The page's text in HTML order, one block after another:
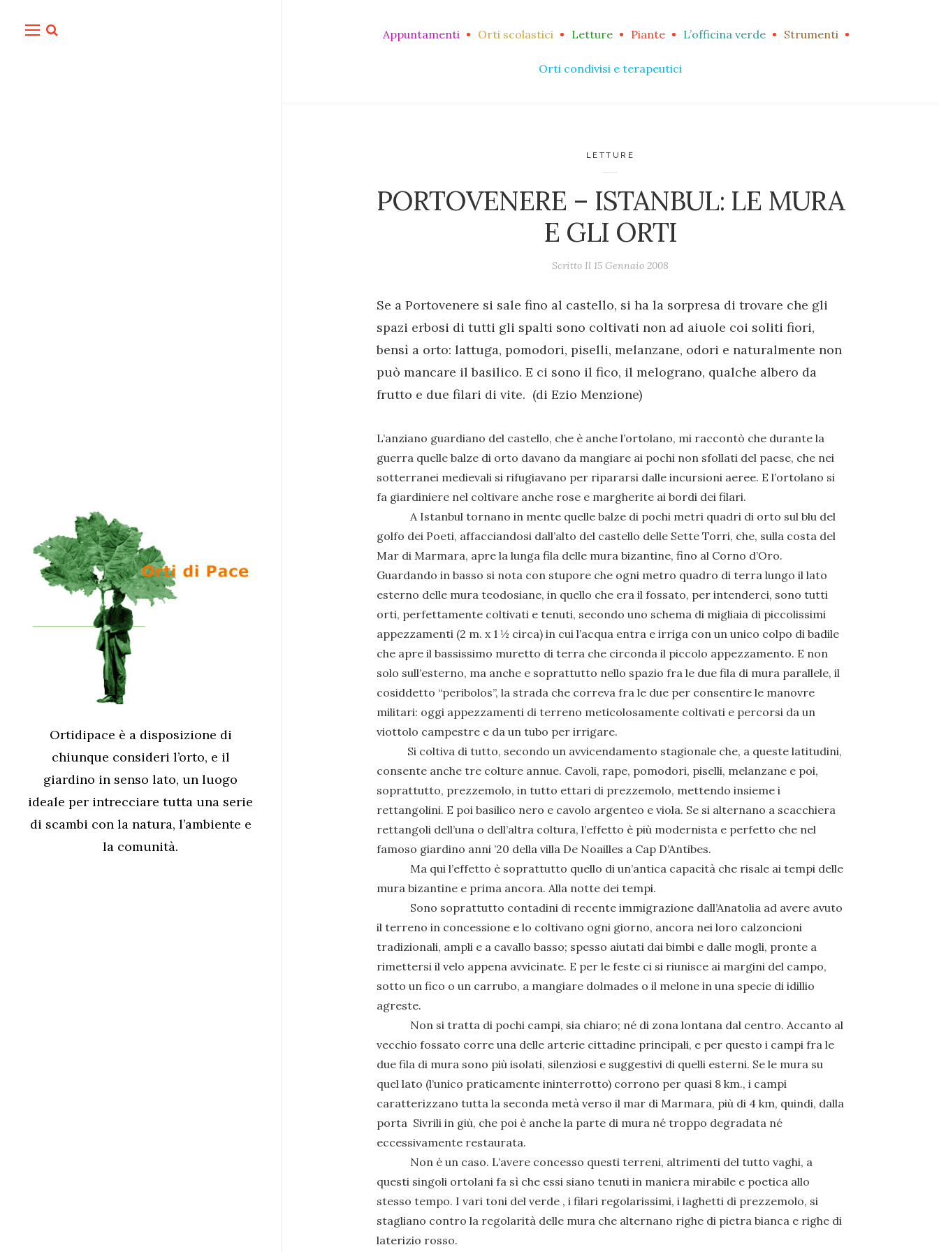
Ortidipace è a disposizione di
chiunque consideri l’orto, e il
giardino in senso lato, un luogo
ideale per intrecciare tutta una serie
di scambi con la natura, l’ambiente e
la comunità.
Appuntamenti Orti scolastici Letture Piante L’officina verde Strumenti
Orti condivisi e terapeutici
LETTURE
PORTOVENERE – ISTANBUL: LE MURA
E GLI ORTI
Scritto Il 15 Gennaio 2008
Se a Portovenere si sale fino al castello, si ha la sorpresa di trovare che gli
spazi erbosi di tutti gli spalti sono coltivati non ad aiuole coi soliti fiori,
bensì a orto: lattuga, pomodori, piselli, melanzane, odori e naturalmente non
può mancare il basilico. E ci sono il fico, il melograno, qualche albero da
frutto e due filari di vite. (di Ezio Menzione)
L’anziano guardiano del castello, che è anche l’ortolano, mi raccontò che durante la
guerra quelle balze di orto davano da mangiare ai pochi non sfollati del paese, che nei
sotterranei medievali si rifugiavano per ripararsi dalle incursioni aeree. E l’ortolano si
fa giardiniere nel coltivare anche rose e margherite ai bordi dei filari.
A Istanbul tornano in mente quelle balze di pochi metri quadri di orto sul blu del
golfo dei Poeti, affacciandosi dall’alto del castello delle Sette Torri, che, sulla costa del
Mar di Marmara, apre la lunga fila delle mura bizantine, fino al Corno d’Oro.
Guardando in basso si nota con stupore che ogni metro quadro di terra lungo il lato
esterno delle mura teodosiane, in quello che era il fossato, per intenderci, sono tutti
orti, perfettamente coltivati e tenuti, secondo uno schema di migliaia di piccolissimi
appezzamenti (2 m. x 1 ½ circa) in cui l’acqua entra e irriga con un unico colpo di badile
che apre il bassissimo muretto di terra che circonda il piccolo appezzamento. E non
solo sull’esterno, ma anche e soprattutto nello spazio fra le due fila di mura parallele, il
cosiddetto “peribolos”, la strada che correva fra le due per consentire le manovre
militari: oggi appezzamenti di terreno meticolosamente coltivati e percorsi da un
viottolo campestre e da un tubo per irrigare.
Si coltiva di tutto, secondo un avvicendamento stagionale che, a queste latitudini,
consente anche tre colture annue. Cavoli, rape, pomodori, piselli, melanzane e poi,
soprattutto, prezzemolo, in tutto ettari di prezzemolo, mettendo insieme i
rettangolini. E poi basilico nero e cavolo argenteo e viola. Se si alternano a scacchiera
rettangoli dell’una o dell’altra coltura, l’effetto è più modernista e perfetto che nel
famoso giardino anni ’20 della villa De Noailles a Cap D’Antibes.
Ma qui l’effetto è soprattutto quello di un’antica capacità che risale ai tempi delle
mura bizantine e prima ancora. Alla notte dei tempi.
Sono soprattutto contadini di recente immigrazione dall’Anatolia ad avere avuto
il terreno in concessione e lo coltivano ogni giorno, ancora nei loro calzoncioni
tradizionali, ampli e a cavallo basso; spesso aiutati dai bimbi e dalle mogli, pronte a
rimettersi il velo appena avvicinate. E per le feste ci si riunisce ai margini del campo,
sotto un fico o un carrubo, a mangiare dolmades o il melone in una specie di idillio
agreste.
Non si tratta di pochi campi, sia chiaro; né di zona lontana dal centro. Accanto al
vecchio fossato corre una delle arterie cittadine principali, e per questo i campi fra le
due fila di mura sono più isolati, silenziosi e suggestivi di quelli esterni. Se le mura su
quel lato (l’unico praticamente ininterrotto) corrono per quasi 8 km., i campi
caratterizzano tutta la seconda metà verso il mar di Marmara, più di 4 km, quindi, dalla
porta Sivrili in giù, che poi è anche la parte di mura né troppo degradata né
eccessivamente restaurata.
Non è un caso. L’avere concesso questi terreni, altrimenti del tutto vaghi, a
questi singoli ortolani fa sì che essi siano tenuti in maniera mirabile e poetica allo
stesso tempo. I vari toni del verde , i filari regolarissimi, i laghetti di prezzemolo, si
stagliano contro la regolarità delle mura che alternano righe di pietra bianca e righe di
laterizio rosso.